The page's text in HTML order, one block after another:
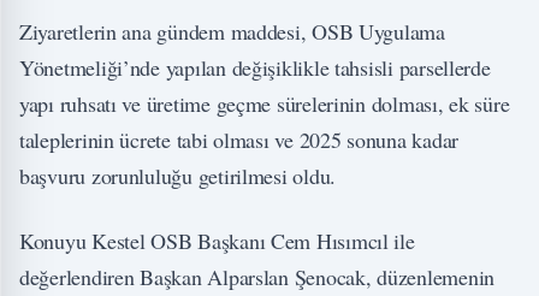
Ziyaretlerin ana gündem maddesi, OSB Uygulama
Yönetmeliği’nde yapılan değişiklikle tahsisli parsellerde
yapı ruhsatı ve üretime geçme sürelerinin dolması, ek süre
taleplerinin ücrete tabi olması ve 2025 sonuna kadar
başvuru zorunluluğu getirilmesi oldu.
Konuyu Kestel OSB Başkanı Cem Hısımcıl ile
değerlendiren Başkan Alparslan Şenocak, düzenlemenin